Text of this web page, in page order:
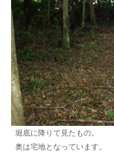
堀底に降りて見たもの。
奥は宅地となっています。